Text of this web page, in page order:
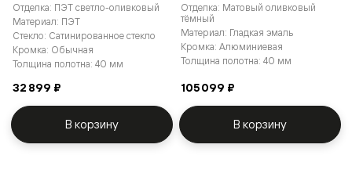
Отделка: ПЭТ светло-оливковый
Материал: ПЭТ
Стекло: Сатинированное стекло
Кромка: Обычная
Толщина полотна: 40 мм
32 899 ₽
В корзину
Отделка: Матовый оливковый
тёмный
Материал: Гладкая эмаль
Кромка: Алюминиевая
Толщина полотна: 40 мм
105 099 ₽
В корзину